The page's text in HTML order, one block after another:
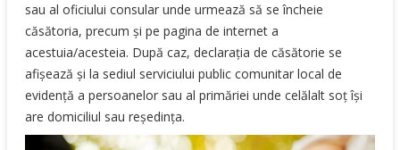
sau al oficiului consular unde urmează să se încheie
căsătoria, precum şi pe pagina de internet a
acestuia/acesteia. După caz, declaraţia de căsătorie se
afişează şi la sediul serviciului public comunitar local de
evidenţă a persoanelor sau al primăriei unde celălalt soţ îşi
are domiciliul sau reşedinţa.